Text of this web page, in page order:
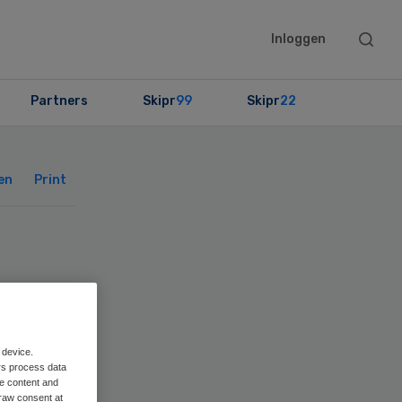
Inloggen
Search
Partners Skipr99 Skipr22
Print
process data
content and
consent at